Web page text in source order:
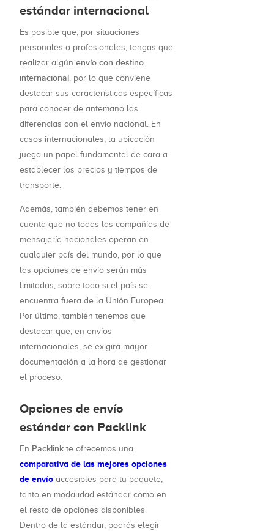
estándar internacional
Es posible que, por situaciones
personales o profesionales, tengas que
realizar algún envío con destino
internacional, por lo que conviene
destacar sus características específicas
para conocer de antemano las
diferencias con el envío nacional. En
casos internacionales, la ubicación
juega un papel fundamental de cara a
establecer los precios y tiempos de
transporte.
Además, también debemos tener en
cuenta que no todas las compañías de
mensajería nacionales operan en
cualquier país del mundo, por lo que
las opciones de envío serán más
limitadas, sobre todo si el país se
encuentra fuera de la Unión Europea.
Por último, también tenemos que
destacar que, en envíos
internacionales, se exigirá mayor
documentación a la hora de gestionar
el proceso.
Opciones de envío
estándar con Packlink
En Packlink te ofrecemos una
comparativa de las mejores opciones
de envío accesibles para tu paquete,
tanto en modalidad estándar como en
el resto de opciones disponibles.
Dentro de la estándar, podrás elegir